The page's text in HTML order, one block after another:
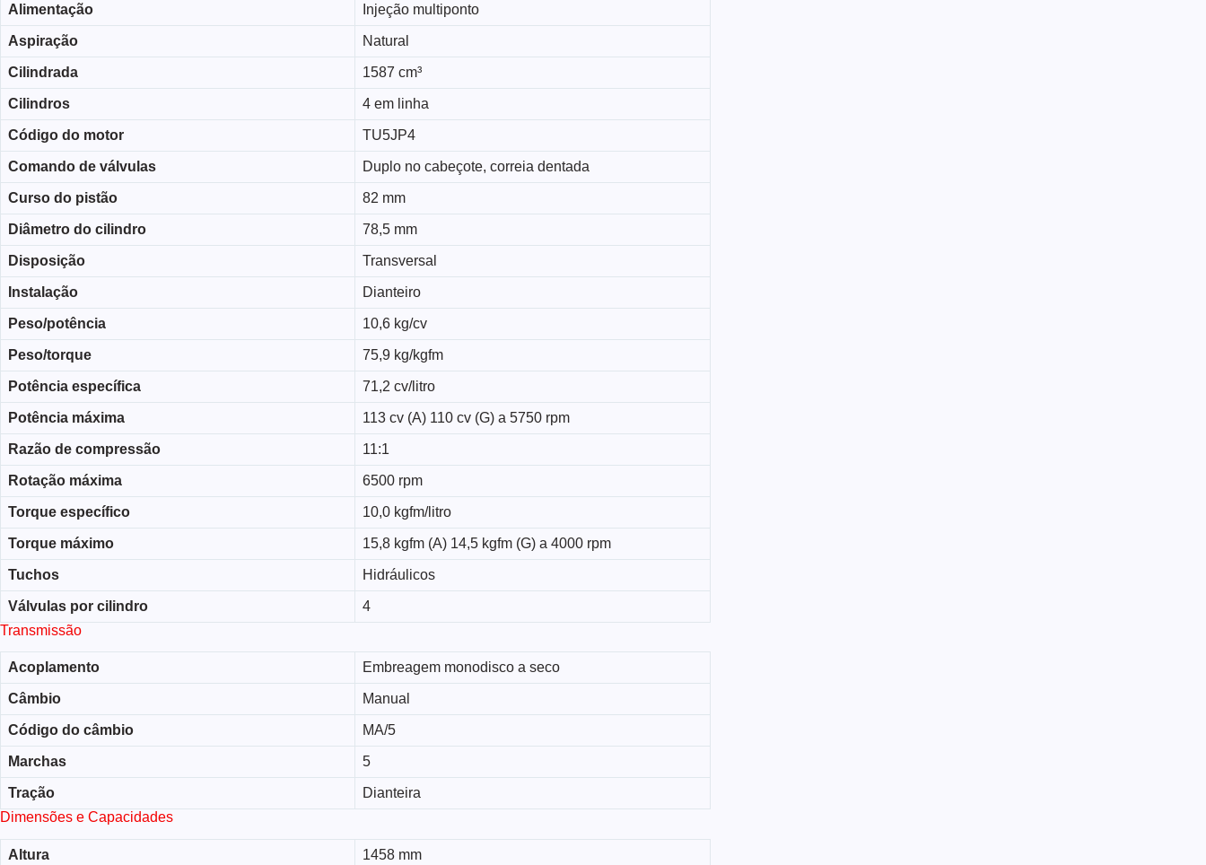
Alimentação Injeção multiponto
Aspiração Natural
Cilindrada 1587 cm³
Cilindros 4 em linha
Código do motor TU5JP4
Comando de válvulas Duplo no cabeçote, correia dentada
Curso do pistão 82 mm
Diâmetro do cilindro 78,5 mm
Disposição Transversal
Instalação Dianteiro
Peso/potência 10,6 kg/cv
Peso/torque 75,9 kg/kgfm
Potência específica 71,2 cv/litro
Potência máxima 113 cv (A) 110 cv (G) a 5750 rpm
Razão de compressão 11:1
Rotação máxima 6500 rpm
Torque específico 10,0 kgfm/litro
Torque máximo 15,8 kgfm (A) 14,5 kgfm (G) a 4000 rpm
Tuchos Hidráulicos
Válvulas por cilindro
4
Transmissão
Acoplamento Embreagem monodisco a seco
Câmbio Manual
Código do câmbio MA/5
Marchas 5
Tração
Dianteira
Dimensões e Capacidades
Altura 1458 mm